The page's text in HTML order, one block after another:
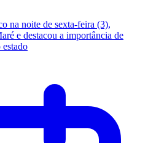
na noite de sexta-feira (3),
e destacou a importância de